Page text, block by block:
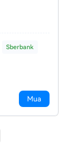
Sberbank
Mua